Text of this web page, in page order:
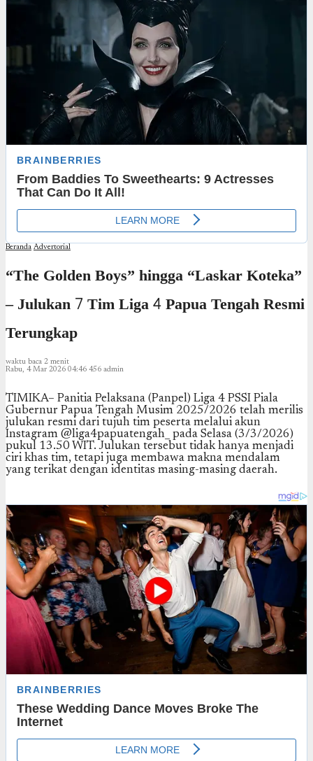
Beranda Advertorial
“The Golden Boys” hingga “Laskar Koteka”
– Julukan 7 Tim Liga 4 Papua Tengah Resmi
Terungkap
waktu baca 2 menit
Rabu, 4 Mar 2026 04:46 456 admin
TIMIKA– Panitia Pelaksana (Panpel) Liga 4 PSSI Piala
Gubernur Papua Tengah Musim 2025/2026 telah merilis
julukan resmi dari tujuh tim peserta melalui akun
Instagram @liga4papuatengah_ pada Selasa (3/3/2026)
pukul 13.50 WIT. Julukan tersebut tidak hanya menjadi
ciri khas tim, tetapi juga membawa makna mendalam
yang terikat dengan identitas masing-masing daerah.